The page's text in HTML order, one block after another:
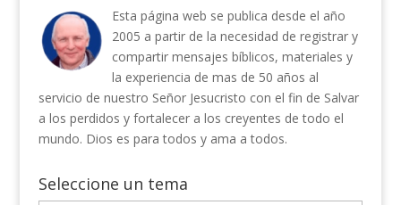
Esta página web se publica desde el año
2005 a partir de la necesidad de registrar y
compartir mensajes bíblicos, materiales y
la experiencia de mas de 50 años al
servicio de nuestro Señor Jesucristo con el fin de Salvar
a los perdidos y fortalecer a los creyentes de todo el
mundo. Dios es para todos y ama a todos.
Seleccione un tema